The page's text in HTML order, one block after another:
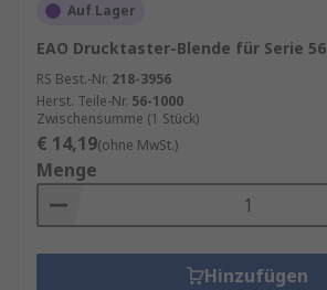
Auf Lager
EAO Drucktaster-Blende für Serie 56
RS Best.-Nr. 218-3956
Herst. Teile-Nr. 56-1000
Zwischensumme (1 Stück)
€ 14,19(ohne MwSt.)
Menge
Hinzufügen